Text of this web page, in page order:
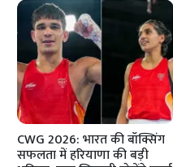
CWG 2026: भारत की बॉक्सिंग
सफलता में हरियाणा की बड़ी